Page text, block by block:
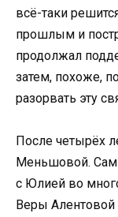
всё-таки
прошлым и
продолжал
затем, похоже,
разорвать эту
После четырёх
Меньшовой. Сам
с Юлией во
Веры